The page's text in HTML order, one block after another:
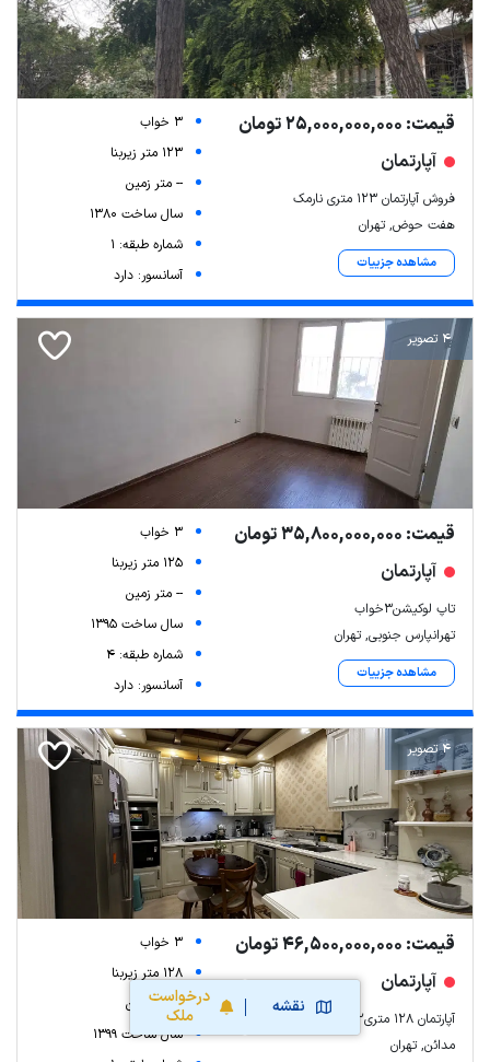
نقشه
درخواست
ملک
قیمت: 25,000,000,000 تومان
آپارتمان
فروش آپارتمان ۱۲۳ متری نارمک
هفت حوض, تهران
مشاهده جزییات
3 خواب
123 متر زیربنا
-- متر زمین
سال ساخت 1380
شماره طبقه: 1
آسانسور: دارد
4 تصویر
قیمت: 35,800,000,000 تومان
آپارتمان
تاپ لوکیشن3خواب
تهرانپارس جنوبی, تهران
مشاهده جزییات
3 خواب
125 متر زیربنا
-- متر زمین
سال ساخت 1395
شماره طبقه: 4
آسانسور: دارد
4 تصویر
قیمت: 46,500,000,000 تومان
آپارتمان
آپارتمان ۱۲۸ متری۲پارکینگ فوری فروشی
مدائن, تهران
3 خواب
128 متر زیربنا
-- متر زمین
سال ساخت 1399